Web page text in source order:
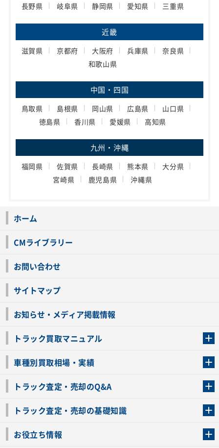
長野県
岐阜県 静岡県 愛知県 三重県
近畿
滋賀県 京都府 大阪府 兵庫県
奈良県
和歌山県
中国・四国
鳥取県 島根県 岡山県 広島県
山口県
徳島県
香川県 愛媛県 高知県
九州・沖縄
福岡県 佐賀県 長崎県 熊本県
大分県
宮崎県
鹿児島県 沖縄県
ホーム
CMライブラリー
お問い合わせ
サイトマップ
お知らせ・メディア掲載情報
トラック買取マニュアル
車種別買取相場・実績
トラック査定・売却のQ&A
トラック査定・売却の基礎知識
お役立ち情報